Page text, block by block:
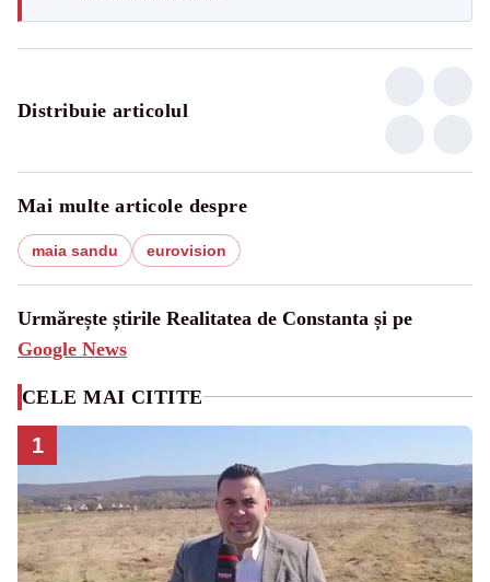
Distribuie articolul
Mai multe articole despre
maia sandu eurovision
Urmărește știrile Realitatea de Constanta și pe
Google News
CELE MAI CITITE
1